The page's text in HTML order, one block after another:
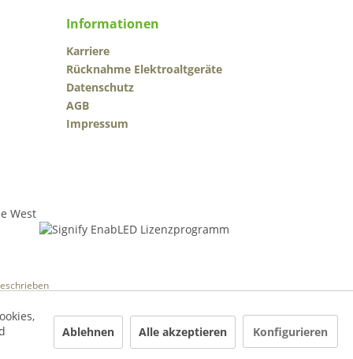
Informationen
Karriere
Rücknahme Elektroaltgeräte
Datenschutz
AGB
Impressum
Ablehnen Alle akzeptieren Konfigurieren